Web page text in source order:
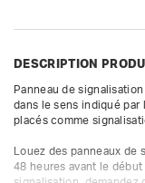
DESCRIPTION
Panneau de
dans le sens indiqué par
placés comme
Louez des panneaux
48 heures avant le début